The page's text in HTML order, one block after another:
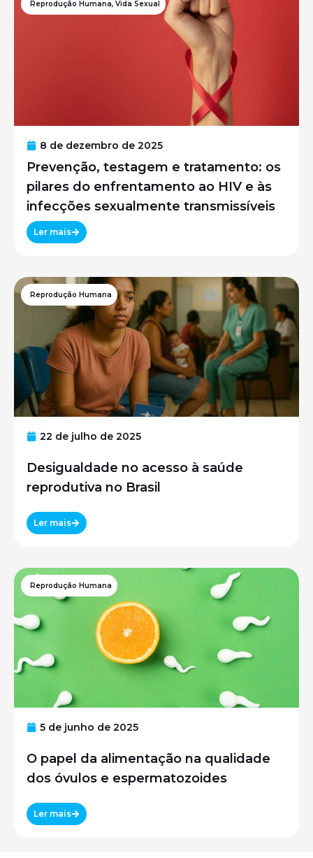
Reprodução Humana, Vida Sexual
8 de dezembro de 2025
Prevenção, testagem e tratamento: os
pilares do enfrentamento ao HIV e às
infecções sexualmente transmissíveis
Ler mais
Reprodução Humana
22 de julho de 2025
Desigualdade no acesso à saúde
reprodutiva no Brasil
Ler mais
Reprodução Humana
5 de junho de 2025
O papel da alimentação na qualidade
dos óvulos e espermatozoides
Ler mais